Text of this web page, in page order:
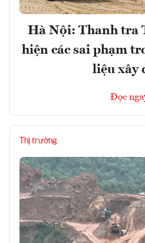
Hà Nội: Thanh tra
hiện các sai phạm
liệu xây
Đọc
Thị trường